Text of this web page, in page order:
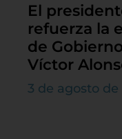
El
refuerza la
de
Víctor
3 de agosto de